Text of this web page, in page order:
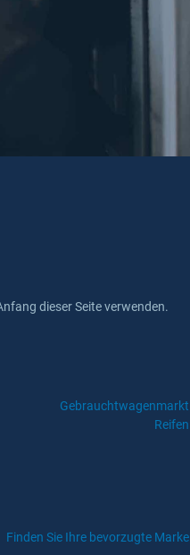
dieser Seite verwenden.
Gebrauchtwagenmarkt
Reifen
Finden Sie Ihre bevorzugte Marke